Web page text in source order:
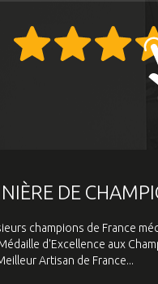
DE
champions de France
d'Excellence aux
Artisan de France...